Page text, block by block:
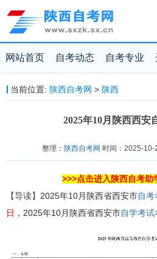
网站首页 自考动态 自考专业
当前位置: 陕西自考网 > 陕西
2025年10月陕西西安
整理： 陕西自考网 时间：2025-10-
>>>点击进入陕西自考助
【导读】 2025年10月陕西省西安市自考
日 ，2025年10月陕西省西安市自学考试